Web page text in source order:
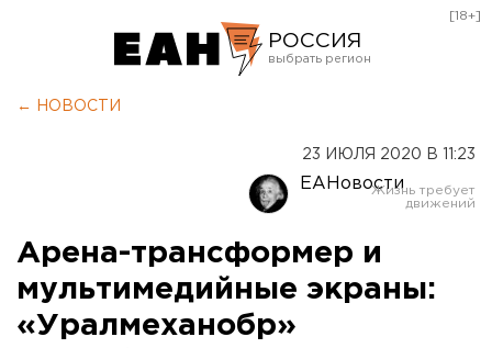
РОССИЯ
Оренбург
[18+]
← НОВОСТИ
23 ИЮЛЯ 2020 В 11:23
ЕАНовости
Арена-трансформер и
мультимедийные экраны:
«Уралмеханобр»